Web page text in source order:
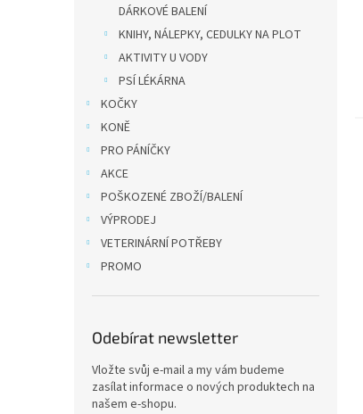
DÁRKOVÉ BALENÍ
KNIHY, NÁLEPKY, CEDULKY NA PLOT
AKTIVITY U VODY
PSÍ LÉKÁRNA
KOČKY
KONĚ
PRO PÁNÍČKY
AKCE
POŠKOZENÉ ZBOŽÍ/BALENÍ
VÝPRODEJ
VETERINÁRNÍ POTŘEBY
PROMO
Odebírat newsletter
Vložte svůj e-mail a my vám budeme
zasílat informace o nových produktech na
našem e-shopu.